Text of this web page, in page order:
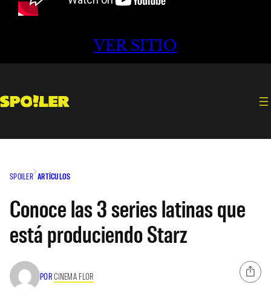
VER SITIO
SPOILER ARTÍCULOS
Conoce las 3 series latinas que
está produciendo Starz
PORCINEMA FLOR